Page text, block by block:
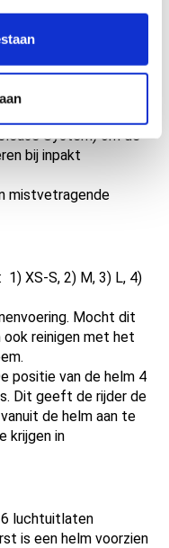
is voorzien van een
van verschillende
gemaakt van
System) om de
bij inpakt
mistvetragende
XS-S, 2) M, 3) L, 4)
Mocht dit
ook reinigen met het
positie van de helm 4
Dit geeft de rijder de
de helm aan te
krijgen in
luchtuitlaten
is een helm voorzien